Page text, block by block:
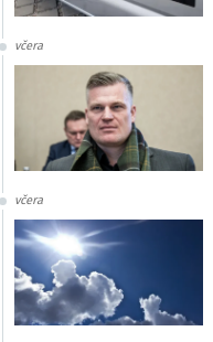
včera
včera